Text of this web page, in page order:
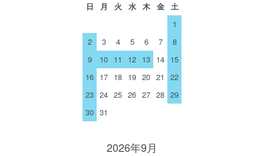
日 月 火 水 木 金
土
1
2
3 4 5 6 7
8
9
10 11 12 13 14 15
16 17 18 19 20 21
22
23 24 25 26 27 28 29
30 31
2026年9月